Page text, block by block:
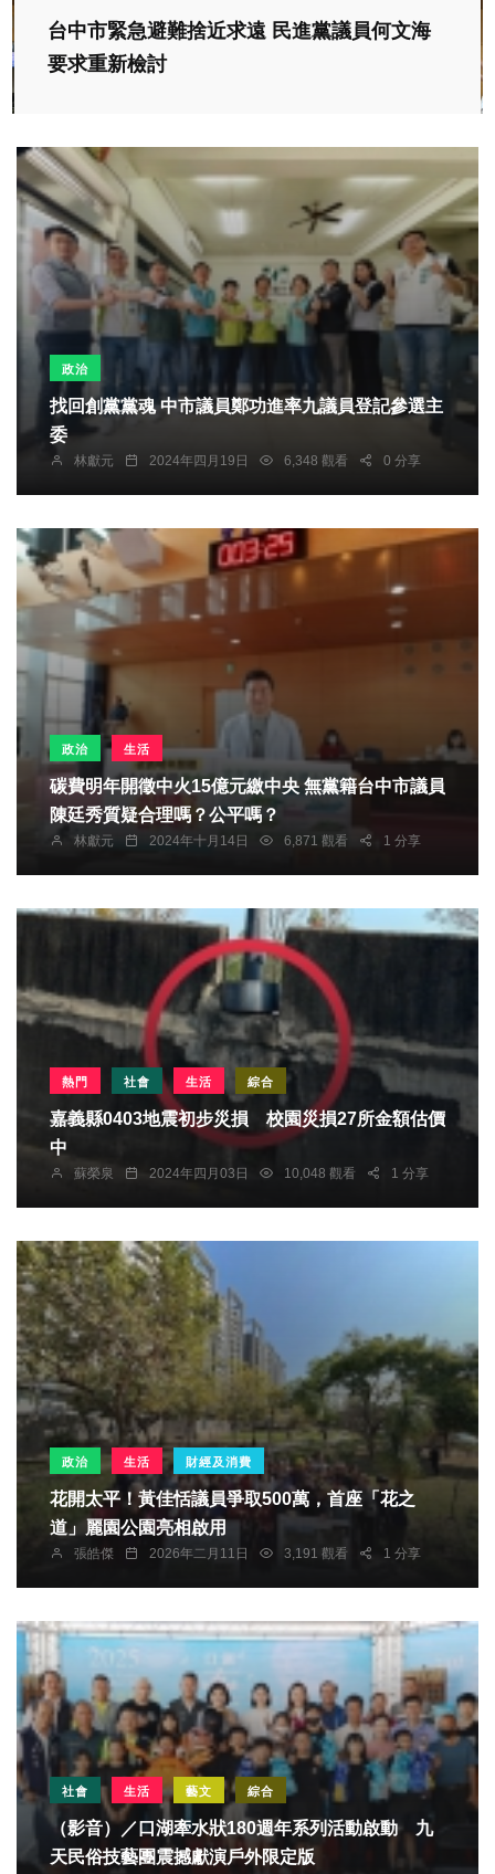
台中市緊急避難捨近求遠 民進黨議員何文海
要求重新檢討
政治
找回創黨黨魂 中市議員鄭功進率九議員登記參選主
委
林獻元 2024年四月19日 6,348 觀看 0 分享
政治 生活
碳費明年開徵中火15億元繳中央 無黨籍台中市議員
陳廷秀質疑合理嗎？公平嗎？
林獻元 2024年十月14日 6,871 觀看 1 分享
熱門 社會 生活 綜合
嘉義縣0403地震初步災損 校園災損27所金額估價
中
蘇榮泉 2024年四月03日 10,048 觀看 1 分享
政治 生活 財經及消費
花開太平！黃佳恬議員爭取500萬，首座「花之
道」麗園公園亮相啟用
張皓傑 2026年二月11日 3,191 觀看 1 分享
社會 生活 藝文 綜合
（影音）／口湖牽水狀180週年系列活動啟動 九
天民俗技藝團震撼獻演戶外限定版